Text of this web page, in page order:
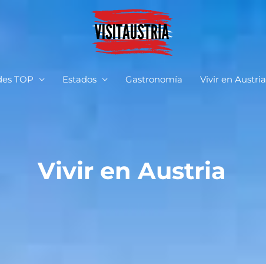
TOP Estados Gastronomía Vivir en Austria
Vivir en Austria